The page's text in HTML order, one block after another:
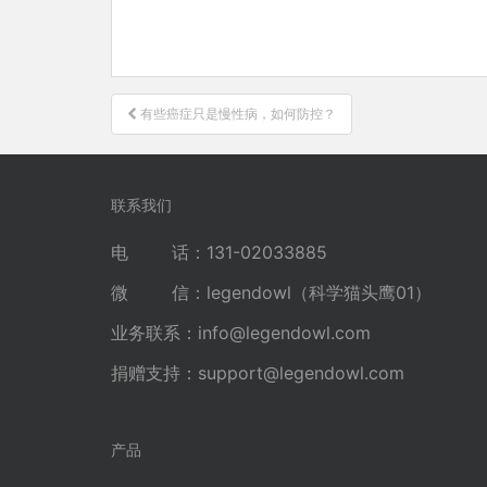
文
章
导
有些癌症只是慢性病，如何防控？
联系我们
电 话：131-02033885
微 信：legendowl（科学猫头鹰01）
业务联系： info@legendowl.com
捐赠支持： support@legendowl.com
产品